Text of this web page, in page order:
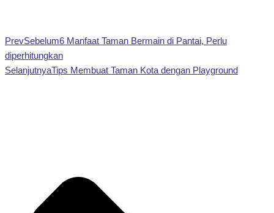
PrevSebelum6 Manfaat Taman Bermain di Pantai, Perlu
diperhitungkan
SelanjutnyaTips Membuat Taman Kota dengan Playground